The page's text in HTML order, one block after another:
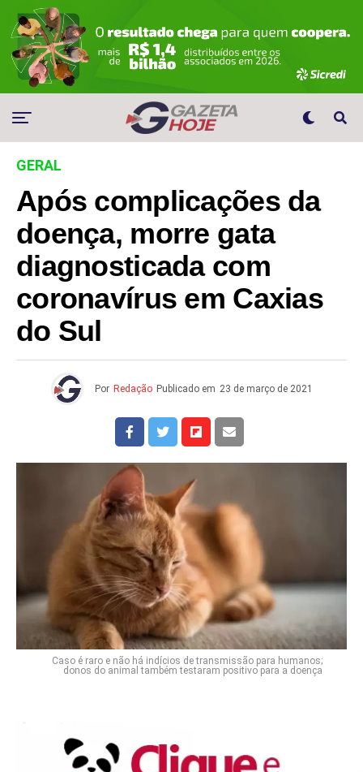
GERAL
Após complicações da
doença, morre gata
diagnosticada com
coronavírus em Caxias
do Sul
Por Redação Publicado em 23 de março de 2021
Caso é raro e não há indícios de transmissão para humanos;
donos do animal também testaram positivo para a doença